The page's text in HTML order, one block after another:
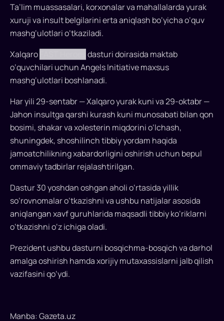
Ta’lim muassasalari, korxonalar va mahallalarda yurak
xuruji va insult belgilarini erta aniqlash bo‘yicha o‘quv
mashg‘ulotlari o‘tkaziladi.
Xalqaro
dasturi doirasida maktab
o‘quvchilari uchun Angels Initiative maxsus
mashg‘ulotlari boshlanadi.
Har yili 29-sentabr — Xalqaro yurak kuni va 29-oktabr —
Jahon insultga qarshi kurash kuni munosabati bilan qon
bosimi, shakar va xolesterin miqdorini o‘lchash,
shuningdek, shoshilinch tibbiy yordam haqida
jamoatchilikning xabardorligini oshirish uchun bepul
ommaviy tadbirlar rejalashtirilgan.
Dastur 30 yoshdan oshgan aholi o‘rtasida yillik
so‘rovnomalar o‘tkazishni va ushbu natijalar asosida
aniqlangan xavf guruhlarida maqsadli tibbiy ko‘riklarni
o‘tkazishni o‘z ichiga oladi.
Prezident ushbu dasturni bosqichma-bosqich va darhol
amalga oshirish hamda xorijiy mutaxassislarni jalb qilish
vazifasini qo‘ydi.
Manba: Gazeta.uz